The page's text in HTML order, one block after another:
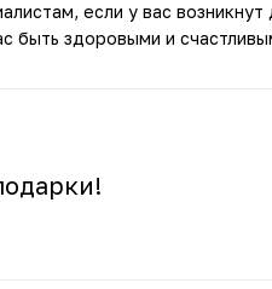
если у вас
быть здоровыми и